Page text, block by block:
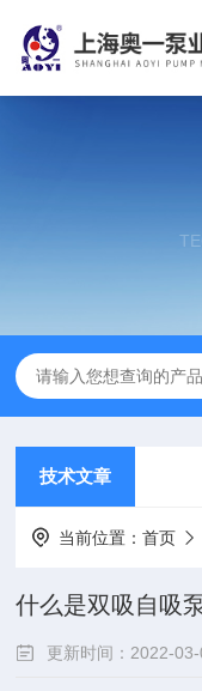
技术文章
当前位置：首页
什么是双吸自吸
更新时间：2022-03-